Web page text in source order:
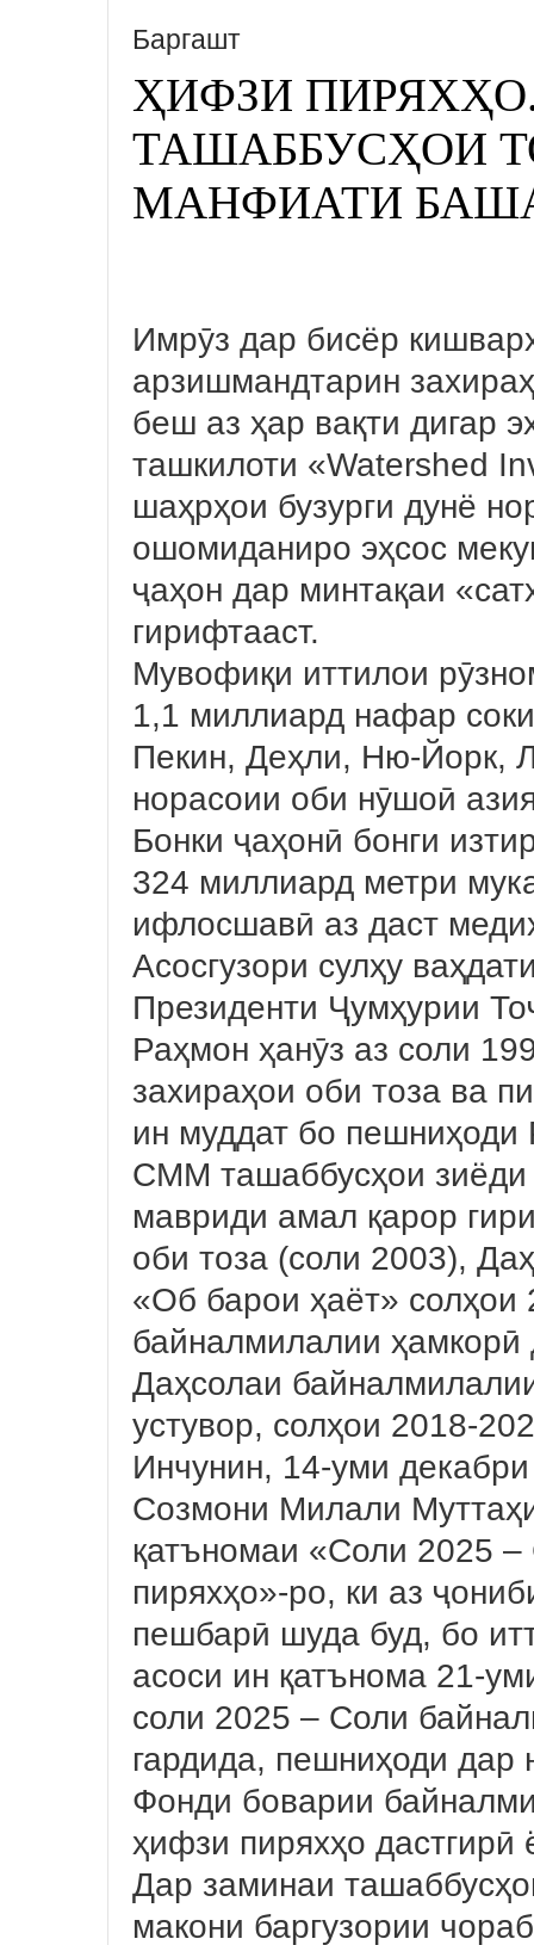
Баргашт
ҲИФЗИ
ТАШАББУСҲОИ
МАНФИАТИ
Имрӯз дар бисёр
арзишмандтарин
беш аз ҳар вақти дигар
ташкилоти «Watershed
шаҳрҳои бузурги дунё
ошомиданиро эҳсос
ҷаҳон дар минтақаи
гирифтааст.
Мувофиқи иттилои
1,1 миллиард нафар
Пекин, Деҳли, Ню-Йорк,
норасоии оби нӯшоӣ
Бонки ҷаҳонӣ бонги
324 миллиард метри
ифлосшавӣ аз даст
Асосгузори сулҳу
Президенти Ҷумҳурии
Раҳмон ҳанӯз аз соли
захираҳои оби тоза ва
ин муддат бо пешниҳоди
СММ ташаббусҳои зиёди
мавриди амал қарор
оби тоза (соли 2003),
«Об барои ҳаёт»
байналмилалии
Даҳсолаи
устувор, солҳои 2018-
Инчунин, 14-уми
Созмони Милали
қатъномаи «Соли 2025
пиряхҳо»-ро, ки аз
пешбарӣ шуда буд, бо
асоси ин қатънома 21-
соли 2025 – Соли
гардида, пешниҳоди
Фонди боварии
ҳифзи пиряхҳо дастгирӣ
Дар заминаи
макони баргузории